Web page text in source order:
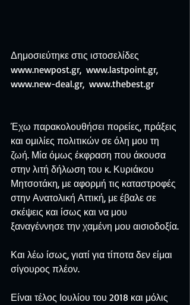
Δημοσιεύτηκε στις ιστοσελίδες
www.newpost.gr,  www.lastpoint.gr,
www.new-deal.gr,  www.thebest.gr
Έχω παρακολουθήσει πορείες, πράξεις
και ομιλίες πολιτικών σε όλη μου τη
ζωή. Μία όμως έκφραση που άκουσα
στην λιτή δήλωση του κ. Κυριάκου
Μητσοτάκη, με αφορμή τις καταστροφές
στην Ανατολική Αττική, με έβαλε σε
σκέψεις και ίσως και να μου
ξαναγέννησε την χαμένη μου αισιοδοξία.
Και λέω ίσως, γιατί για τίποτα δεν είμαι
σίγουρος πλέον.
Είναι τέλος Ιουλίου του 2018 και μόλις